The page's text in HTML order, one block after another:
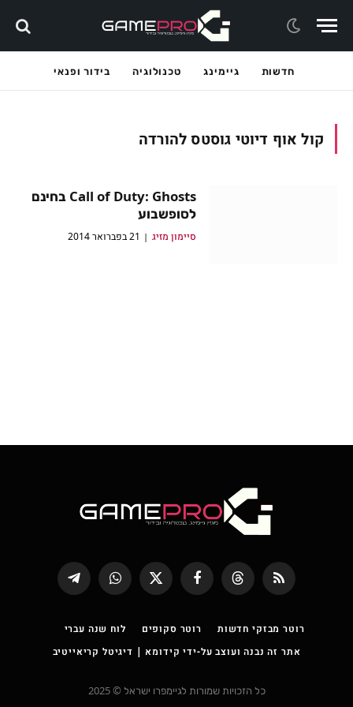
חדשות גיימינג טכנולוגיה בידור ופנאי
קול אוף דיוטי גוסטס להורדה
Call of Duty: Ghosts בחינם
לסופשבוע
סיימון מזיג 21 בפברואר 2014
RSS
Threads פייסבוק
X
(טוויטר)
WhatsApp
Telegram
רוטר מבזקי חדשות רוטר סקופים
לוח שנה עברי
אתר זה נבנה ועוצב על-ידי קידומא | דיגיטל קריאייטיב
כל הזכויות שמורות לגיימפרו ישראל © 2025